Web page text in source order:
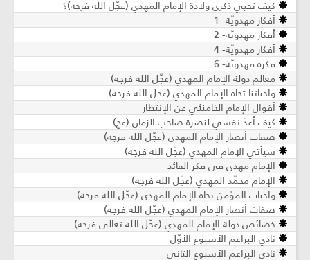
كيف تحيي ذكرى ولادة الإمام المهدي (عجّل الله فرجه)؟
أفكار مهدويّة -1
أفكار مهدويّة- 2
أفكار مهدويّة- 4
فكرة مهدويّة- 6
معالم دولة الإمام المهدي (عجّل الله فرجه)
واجباتنا تجاه الإمام المهدي (عجل الله فرجه)
أقوال الإمام الخامنئي عن الإنتظار
كيف أعدّ نفسي لنصرة صاحب الزمان (عج)
صفات أنصار الإمام المهدي (عجّل الله فرجه)
سيأتي الإمام المهدي (عجّل الله فرجه)
الإمام مهدي في فكر القائد
الإمام محمّد المهدي (عجّل الله فرجه)
واجبات المؤمن تجاه الإمام المهدي (عجّل الله فرجه)
صفات أنصار الإمام المهدي (عجّل الله فرجه)
خصائص دولة الإمام المهدي (عجّل الله تعالى فرجه)
نادي البراعم الأسبوع الأوّل
نادي البراعم الأسبوع الثاني